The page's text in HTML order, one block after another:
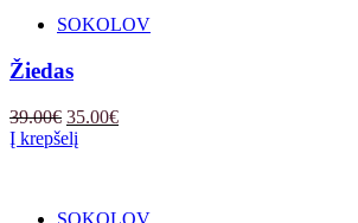
SOKOLOV
Žiedas
39.00€ Original
price
35.00€Current
Į krepšelį
SOKOLOV